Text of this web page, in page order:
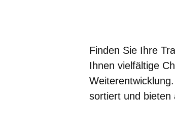
Finden Sie Ihre
Ihnen vielfältige
sortiert und bieten